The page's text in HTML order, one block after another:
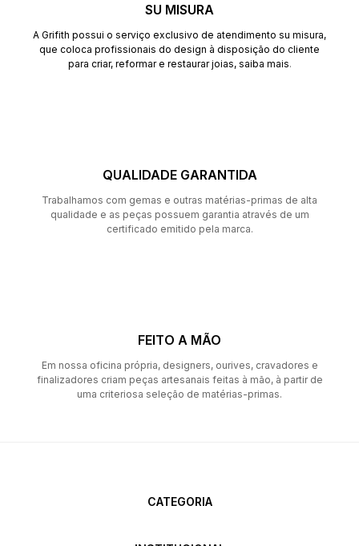
SU MISURA
A Grifith possui o serviço exclusivo de atendimento su misura,
que coloca profissionais do design à disposição do cliente
para criar, reformar e restaurar joias, saiba mais.
QUALIDADE GARANTIDA
Trabalhamos com gemas e outras matérias-primas de alta
qualidade e as peças possuem garantia através de um
certificado emitido pela marca.
FEITO A MÃO
Em nossa oficina própria, designers, ourives, cravadores e
finalizadores criam peças artesanais feitas à mão, à partir de
uma criteriosa seleção de matérias-primas.
CATEGORIA